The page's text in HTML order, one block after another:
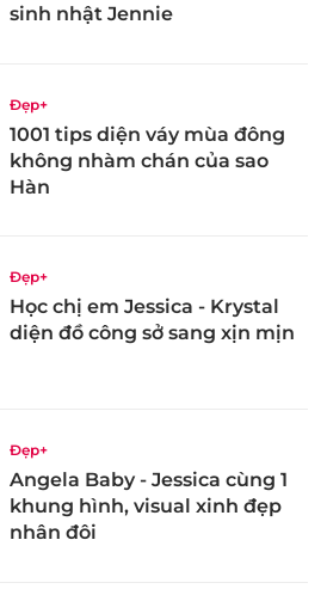
sinh nhật Jennie
Đẹp+
1001 tips diện váy mùa đông
không nhàm chán của sao
Hàn
Đẹp+
Học chị em Jessica - Krystal
diện đồ công sở sang xịn mịn
Đẹp+
Angela Baby - Jessica cùng 1
khung hình, visual xinh đẹp
nhân đôi